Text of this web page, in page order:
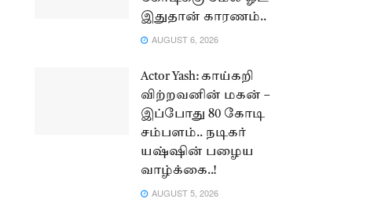
இதுதான் காரணம்..
AUGUST 6, 2026
Actor Yash: காய்கறி
விற்றவனின் மகன் –
இப்போது 80 கோடி
சம்பளம்.. நடிகர்
யஷ்ஷின் பழைய
வாழ்க்கை..!
AUGUST 5, 2026